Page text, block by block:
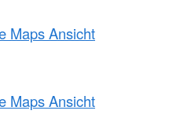
Maps Ansicht
Maps Ansicht